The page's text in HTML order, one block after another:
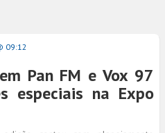
09:12
Pan FM e Vox 97
especiais na Expo